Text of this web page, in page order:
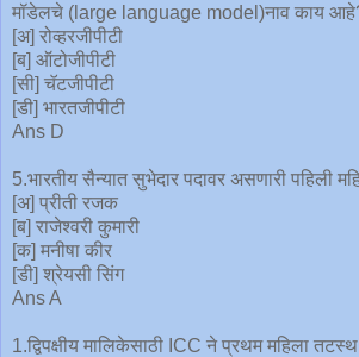
मॉडेलचे (large language model)नाव काय
[अ] रोव्हरजीपीटी
[ब] ऑटोजीपीटी
[सी] चॅटजीपीटी
[डी] भारतजीपीटी
Ans D
5.भारतीय सैन्यात सुभेदार पदावर असणारी पहिली
[अ] प्रीती रजक
[ब] राजेश्वरी कुमारी
[क] मनीषा कीर
[डी] श्रेयसी सिंग
Ans A
1.द्विपक्षीय मालिकेसाठी ICC ने प्रथम महिला